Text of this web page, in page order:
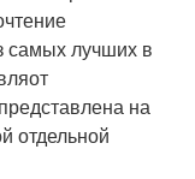
самых лучших в
на
отдельной